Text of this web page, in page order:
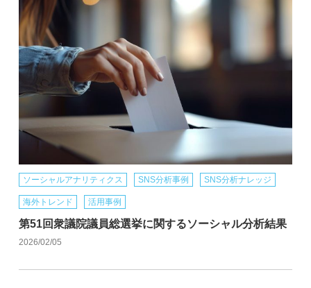
ソーシャルアナリティクス SNS分析事例 SNS分析ナレッジ
海外トレンド 活用事例
第51回衆議院議員総選挙に関するソーシャル分析結果
2026/02/05